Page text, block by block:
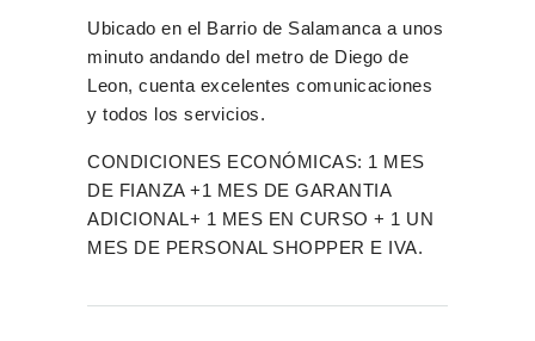
Ubicado en el Barrio de Salamanca a unos
minuto andando del metro de Diego de
Leon, cuenta excelentes comunicaciones
y todos los servicios.
CONDICIONES ECONÓMICAS: 1 MES
DE FIANZA +1 MES DE GARANTIA
ADICIONAL+ 1 MES EN CURSO + 1 UN
MES DE PERSONAL SHOPPER E IVA.